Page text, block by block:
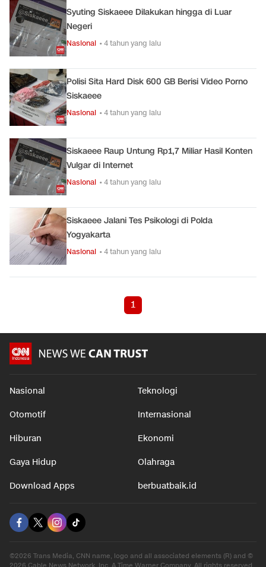
Syuting Siskaeee Dilakukan hingga di Luar
Negeri
Nasional • 4 tahun yang lalu
Polisi Sita Hard Disk 600 GB Berisi Video Porno
Siskaeee
Nasional • 4 tahun yang lalu
Siskaeee Raup Untung Rp1,7 Miliar Hasil Konten
Vulgar di Internet
Nasional • 4 tahun yang lalu
Siskaeee Jalani Tes Psikologi di Polda
Yogyakarta
Nasional • 4 tahun yang lalu
1
Nasional Teknologi
Otomotif Internasional
Hiburan Ekonomi
Gaya Hidup Olahraga
Download Apps berbuatbaik.id
©2026 Trans Media, CNN name, logo and all associated elements (R) and ©